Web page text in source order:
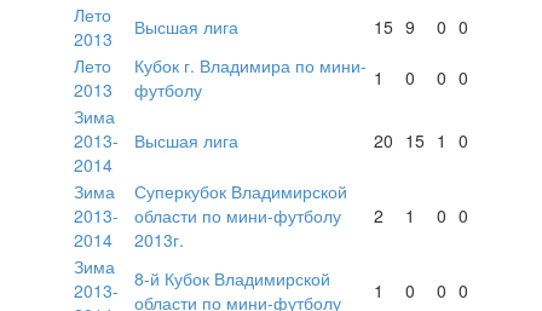
Лето
2013
Высшая лига 15 9 0 0
Лето
2013
Кубок г. Владимира по мини-
футболу
1 0 0 0
Зима
2013-
2014
Высшая лига 20 15 1 0
Зима
2013-
2014
Суперкубок Владимирской
области по мини-футболу
2013г.
2 1 0 0
Зима
2013-
8-й Кубок Владимирской
области по мини-футболу
1 0 0 0